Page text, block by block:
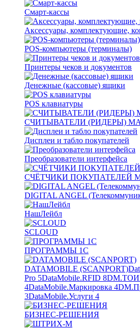
Смарт-кассы
Аксессуары, комплектующие,
POS-компьютеры (терминалы)
Принтеры чеков и документов
Денежные (кассовые) ящики
POS клавиатуры
СЧИТЫВАТЕЛИ (РИДЕРЫ)
Дисплеи и табло покупателей
Преобразователи интерфейса
СЧЁТЧИКИ ПОКУПАТЕЛЕЙ
DIGITAL ANGEL
НашЛейбл
SCLOUD
ПРОГРАММЫ 1С
DATAMOBILE (SCANPORT)
Pro 5DataMobile.RFID 8
4DataMobile.Маркировка 4
3DataMobile.Услуги 4
БИЗНЕС-РЕШЕНИЯ